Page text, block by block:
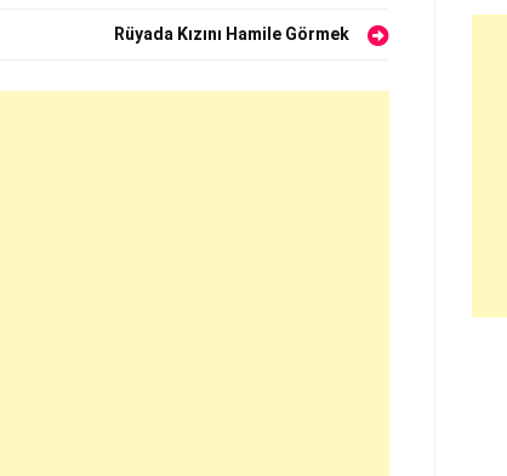
Rüyada Kızını Hamile Görmek